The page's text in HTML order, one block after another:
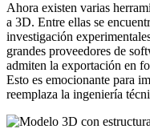
Ahora existen varias
a 3D. Entre ellas se
investigación
grandes proveedores de
admiten la exportación en
Esto es emocionante para
reemplaza la ingeniería